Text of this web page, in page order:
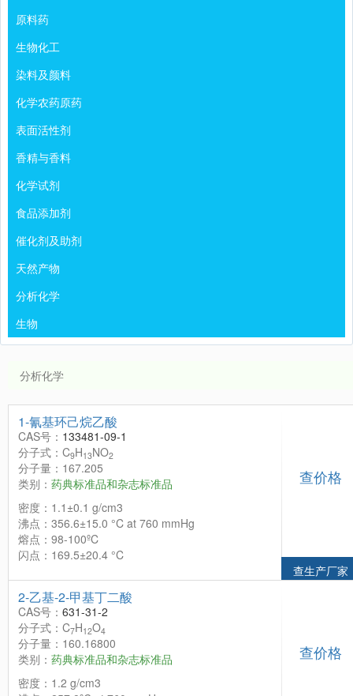
原料药
生物化工
染料及颜料
化学农药原药
表面活性剂
香精与香料
化学试剂
食品添加剂
催化剂及助剂
天然产物
分析化学
生物
分析化学
1-氰基环己烷乙酸
CAS号： 133481-09-1
分子式：C9H13NO2
分子量：167.205
类别： 药典标准品和杂志标准品
密度：1.1±0.1 g/cm3
沸点：356.6±15.0 °C at 760 mmHg
熔点：98-100ºC
闪点：169.5±20.4 °C
查价格
查生产厂家
2-乙基-2-甲基丁二酸
CAS号： 631-31-2
分子式：C7H12O4
分子量：160.16800
类别： 药典标准品和杂志标准品
密度：1.2 g/cm3
查价格